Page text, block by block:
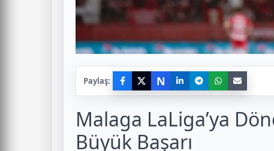
Paylaş: N
Malaga LaLiga’ya
Büyük Başarı